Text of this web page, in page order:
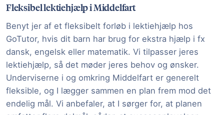
Fleksibel lektiehjælp i Middelfart
Benyt jer af et fleksibelt forløb i lektiehjælp hos
GoTutor, hvis dit barn har brug for ekstra hjælp i fx
dansk, engelsk eller matematik. Vi tilpasser jeres
lektiehjælp, så det møder jeres behov og ønsker.
Underviserne i og omkring Middelfart er generelt
fleksible, og I lægger sammen en plan frem mod det
endelig mål. Vi anbefaler, at I sørger for, at planen